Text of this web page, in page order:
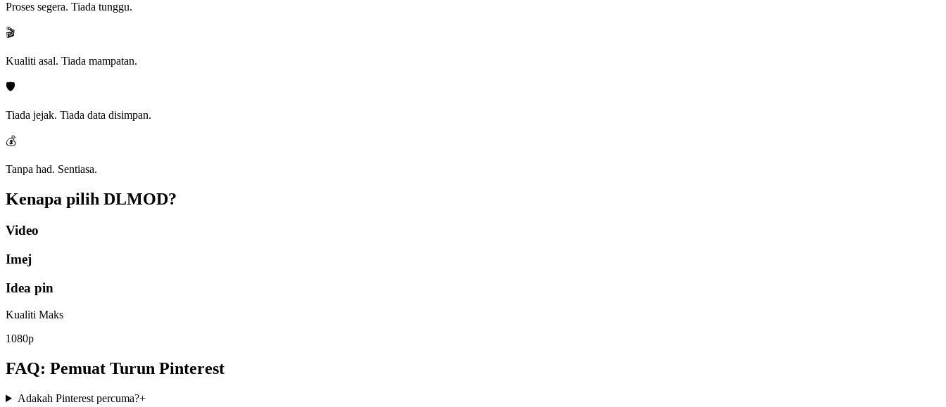
Proses segera. Tiada tunggu.
🎬
Kualiti asal. Tiada mampatan.
🛡️
Tiada jejak. Tiada data disimpan.
💰
Tanpa had. Sentiasa.
Kenapa pilih DLMOD?
Video
Imej
Idea pin
Kualiti Maks
1080p
FAQ: Pemuat Turun Pinterest
Adakah Pinterest percuma?+